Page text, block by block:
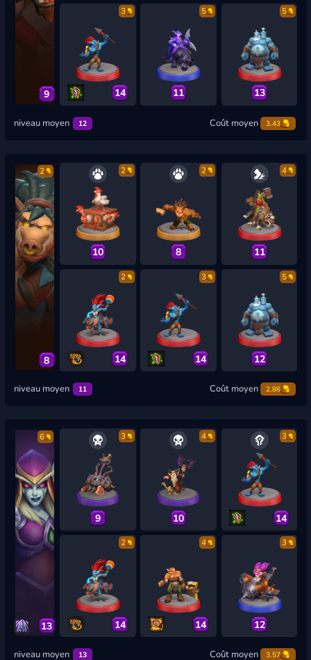
9
3
14
5
11
5
13
niveau moyen 12 Coût moyen 3.43
2
8
2
10
2
8
4
11
2
14
3
14
5
12
niveau moyen 11 Coût moyen 2.86
6
13
3
9
4
10
3
14
2
14
4
14
3
12
niveau moyen 13 Coût moyen 3.57